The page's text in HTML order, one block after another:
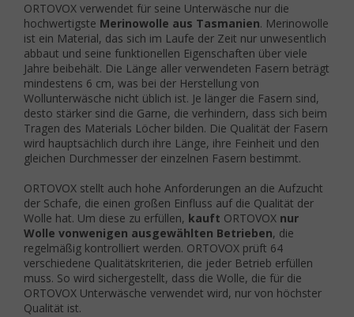
ORTOVOX verwendet für seine Unterwäsche nur die
hochwertigste Merinowolle aus Tasmanien. Merinowolle
ist ein Material, das sich im Laufe der Zeit nur unwesentlich
abbaut und seine funktionellen Eigenschaften über viele
Jahre beibehält. Die Länge aller verwendeten Fasern beträgt
mindestens 6 cm, was bei der Herstellung von
Wollunterwäsche nicht üblich ist. Je länger die Fasern sind,
desto stärker sind die Garne, die verhindern, dass sich beim
Tragen des Materials Löcher bilden. Die Qualität der Fasern
wird hauptsächlich durch ihre Länge, ihre Feinheit und den
gleichen Durchmesser der einzelnen Fasern bestimmt.
ORTOVOX stellt auch hohe Anforderungen an die Aufzucht
der Schafe, die einen großen Einfluss auf die Qualität der
Wolle hat. Um diese zu erfüllen, kauft ORTOVOX nur
Wolle vonwenigen ausgewählten Betrieben, die
regelmäßig kontrolliert werden. ORTOVOX prüft 64
verschiedene Qualitätskriterien, die jeder Betrieb erfüllen
muss. So wird sichergestellt, dass die Wolle, die für die
ORTOVOX Unterwäsche verwendet wird, nur von höchster
Qualität ist.